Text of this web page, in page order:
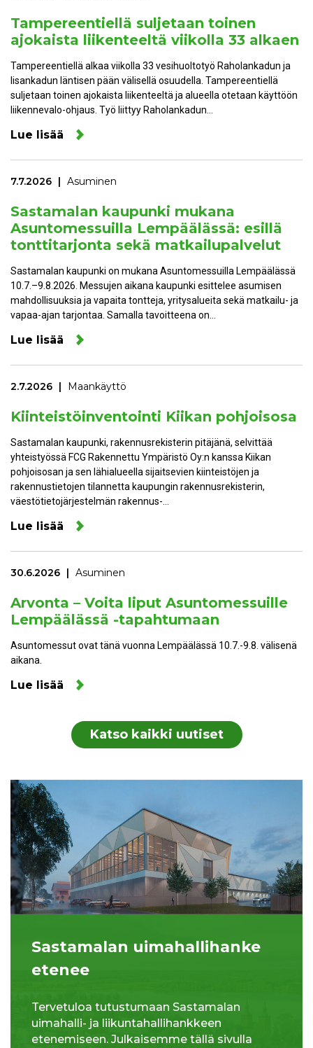
Tampereentiellä suljetaan toinen
ajokaista liikenteeltä viikolla 33 alkaen
Tampereentiellä alkaa viikolla 33 vesihuoltotyö Raholankadun ja
Iisankadun läntisen pään välisellä osuudella. Tampereentiellä
suljetaan toinen ajokaista liikenteeltä ja alueella otetaan käyttöön
liikennevalo-ohjaus. Työ liittyy Raholankadun…
Lue lisää
7.7.2026 Asuminen
Sastamalan kaupunki mukana
Asuntomessuilla Lempäälässä: esillä
tonttitarjonta sekä matkailupalvelut
Sastamalan kaupunki on mukana Asuntomessuilla Lempäälässä
10.7.–9.8.2026. Messujen aikana kaupunki esittelee asumisen
mahdollisuuksia ja vapaita tontteja, yritysalueita sekä matkailu- ja
vapaa-ajan tarjontaa. Samalla tavoitteena on…
Lue lisää
2.7.2026 Maankäyttö
Kiinteistöinventointi Kiikan pohjoisosa
Sastamalan kaupunki, rakennusrekisterin pitäjänä, selvittää
yhteistyössä FCG Rakennettu Ympäristö Oy:n kanssa Kiikan
pohjoisosan ja sen lähialueella sijaitsevien kiinteistöjen ja
rakennustietojen tilannetta kaupungin rakennusrekisterin,
väestötietojärjestelmän rakennus-…
Lue lisää
30.6.2026 Asuminen
Arvonta – Voita liput Asuntomessuille
Lempäälässä -tapahtumaan
Asuntomessut ovat tänä vuonna Lempäälässä 10.7.-9.8. välisenä
aikana.
Lue lisää
Katso kaikki uutiset
Sastamalan uimahallihanke
etenee
Tervetuloa tutustumaan Sastamalan
uimahalli- ja liikuntahallihankkeen
etenemiseen. Julkaisemme tällä sivulla